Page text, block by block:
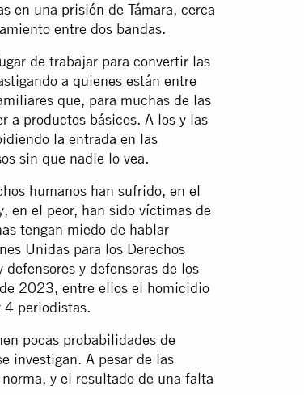
en una prisión de Támara, cerca
entre dos bandas.
de trabajar para convertir las
a quienes están entre
que, para muchas de las
a productos básicos. A los y las
la entrada en las
sin que nadie lo vea.
humanos han sufrido, en el
en el peor, han sido víctimas de
tengan miedo de hablar
Unidas para los Derechos
y defensoras de los
2023, entre ellos el homicidio
4 periodistas.
pocas probabilidades de
investigan. A pesar de las
y el resultado de una falta